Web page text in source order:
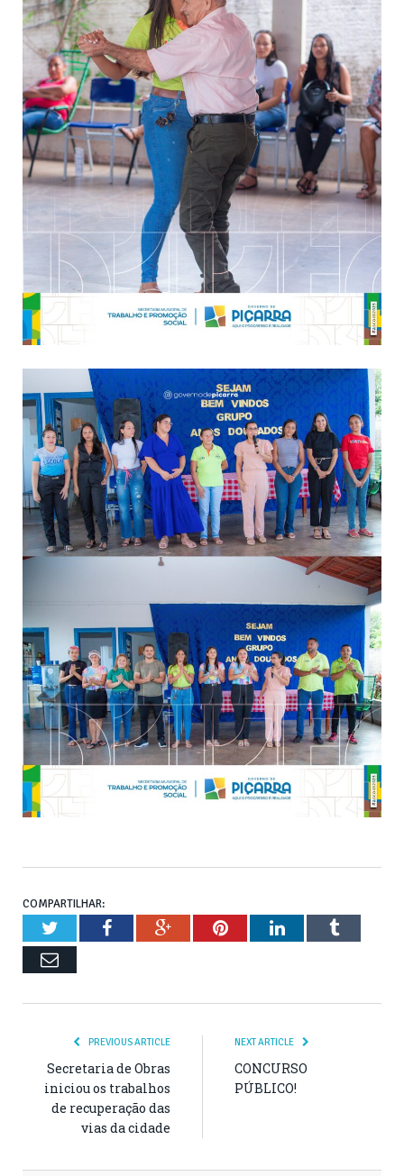
COMPARTILHAR:
TwitterFacebookGoogle+PinterestLinkedInTumblr
Email
PREVIOUS ARTICLE
Secretaria de Obras
iniciou os trabalhos
de recuperação das
vias da cidade
NEXT ARTICLE
CONCURSO
PÚBLICO!